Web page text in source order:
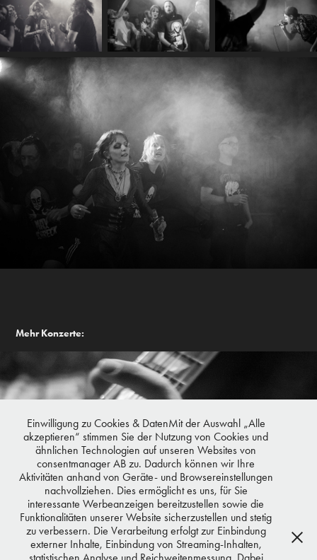
Mehr Konzerte:
Einwilligung zu Cookies & DatenMit der Auswahl „Alle
akzeptieren“ stimmen Sie der Nutzung von Cookies und
ähnlichen Technologien auf unseren Websites von
consentmanager AB zu. Dadurch können wir Ihre
Aktivitäten anhand von Geräte- und Browsereinstellungen
nachvollziehen. Dies ermöglicht es uns, für Sie
interessante Werbeanzeigen bereitzustellen sowie die
Funktionalitäten unserer Website sicherzustellen und stetig
zu verbessern. Die Verarbeitung erfolgt zur Einbindung
externer Inhalte, Einbindung von Streaming-Inhalten,